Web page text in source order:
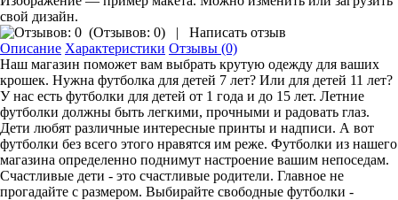
свой дизайн.
(Отзывов: 0) |
Написать отзыв
Описание Характеристики Отзывы (0)
Наш магазин поможет вам выбрать крутую одежду для ваших
крошек. Нужна футболка для детей 7 лет? Или для детей 11 лет?
У нас есть футболки для детей от 1 года и до 15 лет. Летние
футболки должны быть легкими, прочными и радовать глаз.
Дети любят различные интересные принты и надписи. А вот
футболки без всего этого нравятся им реже. Футболки из нашего
магазина определенно поднимут настроение вашим непоседам.
Счастливые дети - это счастливые родители. Главное не
прогадайте с размером. Выбирайте свободные футболки -